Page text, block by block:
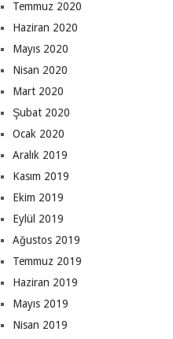
Temmuz 2020
Haziran 2020
Mayıs 2020
Nisan 2020
Mart 2020
Şubat 2020
Ocak 2020
Aralık 2019
Kasım 2019
Ekim 2019
Eylül 2019
Ağustos 2019
Temmuz 2019
Haziran 2019
Mayıs 2019
Nisan 2019